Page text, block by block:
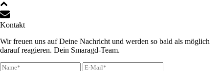
Kontakt
Wir freuen uns auf Deine Nachricht und werden so bald als möglich
darauf reagieren. Dein Smaragd-Team.